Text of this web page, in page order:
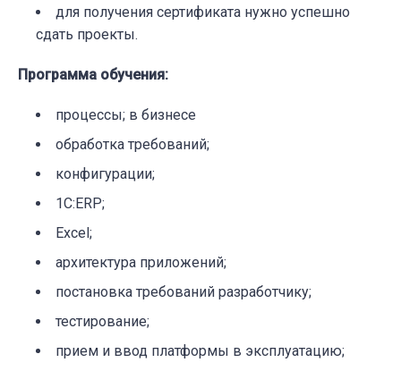
для получения сертификата нужно успешно
сдать проекты.
Программа обучения:
процессы; в бизнесе
обработка требований;
конфигурации;
1C:ERP;
Excel;
архитектура приложений;
постановка требований разработчику;
тестирование;
прием и ввод платформы в эксплуатацию;